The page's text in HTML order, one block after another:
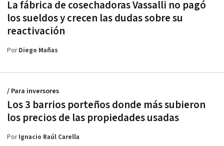
La fábrica de cosechadoras Vassalli no pagó
los sueldos y crecen las dudas sobre su
reactivación
PorDiego Mañas
Los 3 barrios porteños donde más subieron
los precios de las propiedades usadas
/ Para inversores
PorIgnacio Raúl Carella